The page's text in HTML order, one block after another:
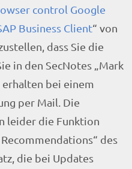
control Google
Business Client“ von
dass Sie die
in den SecNotes „Mark
erhalten bei einem
per Mail. Die
leider die Funktion
des
die bei Updates